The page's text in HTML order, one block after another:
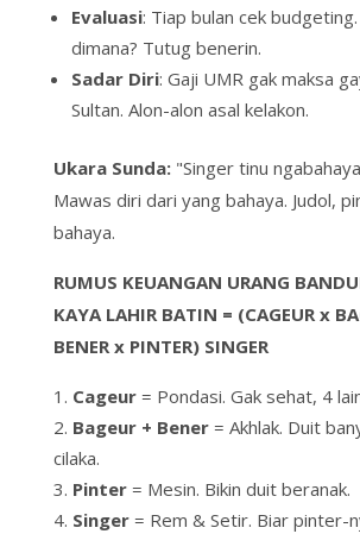
Evaluasi: Tiap bulan cek budgeting
dimana? Tutugbenerin.
Sadar Diri: Gaji UMR gak maksa
Sultan. Alon-alon asal kelakon.
Ukara Sunda: "Singer tinu
Mawas diri dari yang bahaya. Judol,
bahaya.
RUMUS KEUANGAN URANG
KAYA LAHIR BATIN = (CAGEUR x
BENER x PINTER) SINGER
Cageur = Pondasi. Gak sehat, 4
Bageur + Bener= Akhlak. Duit
cilaka.
Pinter = Mesin. Bikin duit beranak.
Singer = Rem & Setir. Biar pinter-